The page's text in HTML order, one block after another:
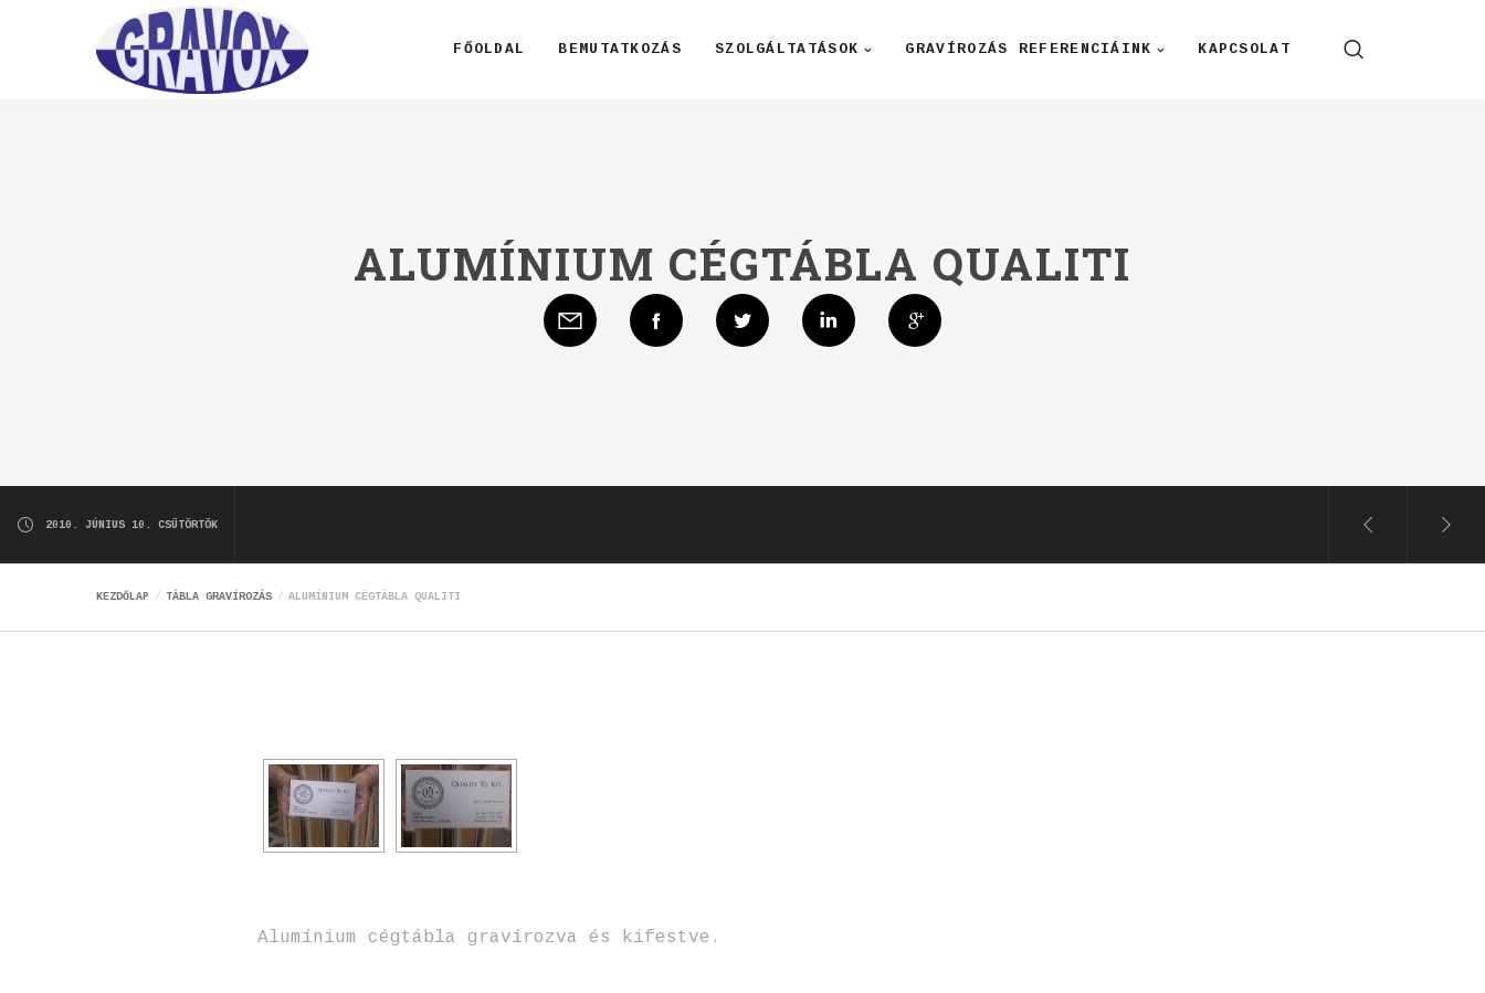
FŐOLDAL BEMUTATKOZÁS SZOLGÁLTATÁSOK GRAVÍROZÁS REFERENCIÁINK KAPCSOLAT
ALUMÍNIUM CÉGTÁBLA QUALITI
2010. JÚNIUS 10. CSÜTÖRTÖK
KEZDŐLAP TÁBLA GRAVÍROZÁS ALUMÍNIUM CÉGTÁBLA QUALITI
Alumínium cégtábla gravírozva és kifestve.